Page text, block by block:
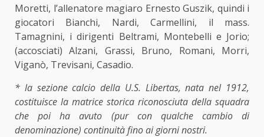
Moretti, l’allenatore magiaro Ernesto Guszik, quindi i
giocatori Bianchi, Nardi, Carmellini, il mass.
Tamagnini, i dirigenti Beltrami, Montebelli e Jorio;
(accosciati) Alzani, Grassi, Bruno, Romani, Morri,
Viganò, Trevisani, Casadio.
* la sezione calcio della U.S. Libertas, nata nel 1912,
costituisce la matrice storica riconosciuta della squadra
che poi ha avuto (pur con qualche cambio di
denominazione) continuità fino ai giorni nostri.